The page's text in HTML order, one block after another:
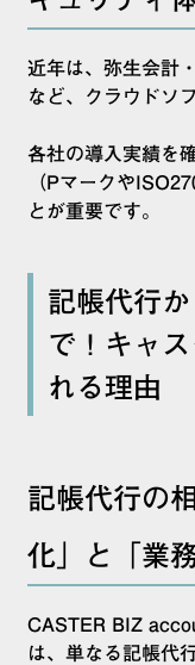
近年は、弥生会計
など、クラウドソ
各社の導入実績を
（Pマークや
とが重要です。
記帳代行
で！キャ
れる理由
記帳代行の
化」と「業
CASTER BIZ
は、単なる記帳代